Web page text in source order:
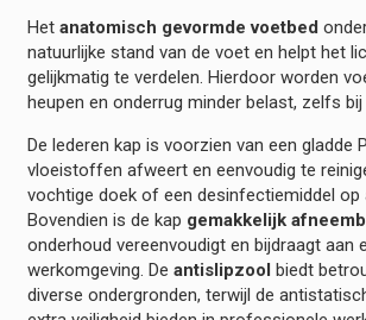
Het anatomisch gevormde voetbed
natuurlijke stand van de voet en helpt het
gelijkmatig te verdelen. Hierdoor worden
heupen en onderrug minder belast, zelfs bij
De lederen kap is voorzien van een gladde
vloeistoffen afweert en eenvoudig te
vochtige doek of een desinfectiemiddel op
Bovendien is de kap gemakkelijk
onderhoud vereenvoudigt en bijdraagt aan
werkomgeving. De antislipzool biedt
diverse ondergronden, terwijl de